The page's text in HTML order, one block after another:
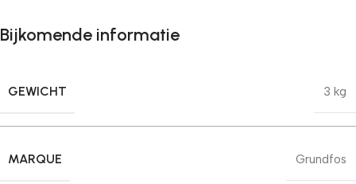
Bijkomende informatie
GEWICHT 3 kg
MARQUE Grundfos